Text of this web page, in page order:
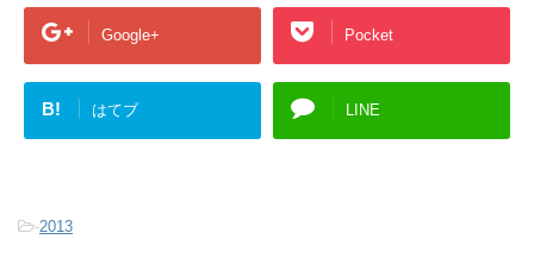
Google+ Pocket
B! はてブ LINE
-2013